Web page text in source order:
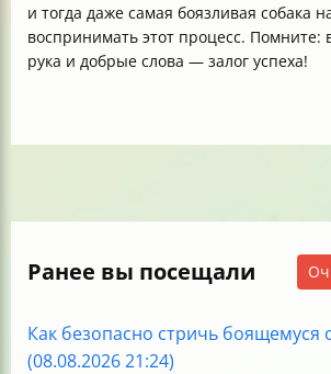
и тогда даже самая боязливая собака
воспринимать этот процесс. Помните:
рука и добрые слова — залог успеха!
Ранее вы посещали
Как безопасно стричь боящемуся
(08.08.2026 21:24)